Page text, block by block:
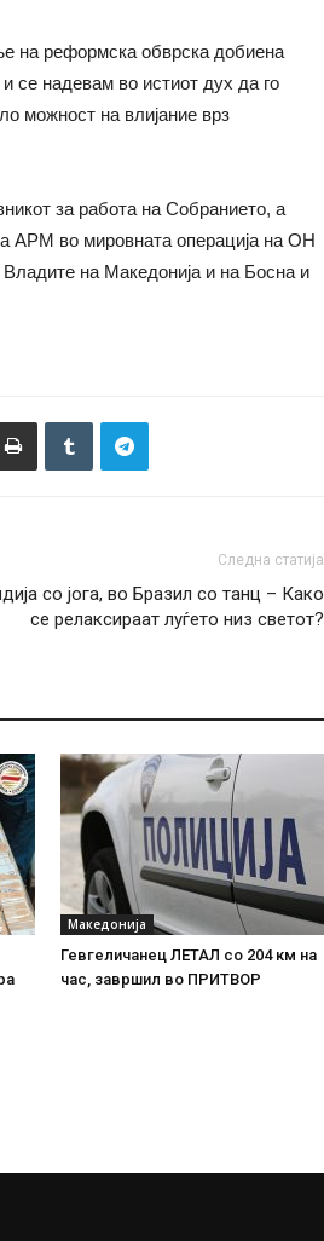
на реформска обврска добиена
се надевам во истиот дух да го
можност на влијание врз
за работа на Собранието, а
АРМ во мировната операција на ОН
на Македонија и на Босна и
Следна статија
со јога, во Бразил со танц – Како
се релаксираат луѓето низ светот?
Македонија
Гевгеличанец ЛЕТАЛ со 204 км на
час, завршил во ПРИТВОР